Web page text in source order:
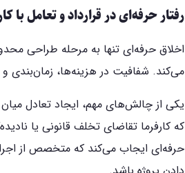
رفتار حرفه‌ای در قرارداد و تعامل با
اخلاق حرفه‌ای تنها به مرحله طراحی
می‌کند. شفافیت در هزینه‌ها، زمان‌بندی
یکی از چالش‌های مهم، ایجاد تعادل
که کارفرما تقاضای تخلف قانونی یا
حرفه‌ای ایجاب می‌کند که متخصص از